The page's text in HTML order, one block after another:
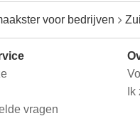
voor bedrijven
vragen